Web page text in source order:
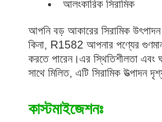
আলংকারিক সিরামিক
আপনি বড় আকারের সিরামিক উৎপাদন
কিনা, R1582 আপনার পণ্যের
করতে পারেন।এর স্থিতিশীলতা এবং
সাথে মিলিত, এটি সিরামিক উত্পাদন
কাস্টমাইজেশনঃ